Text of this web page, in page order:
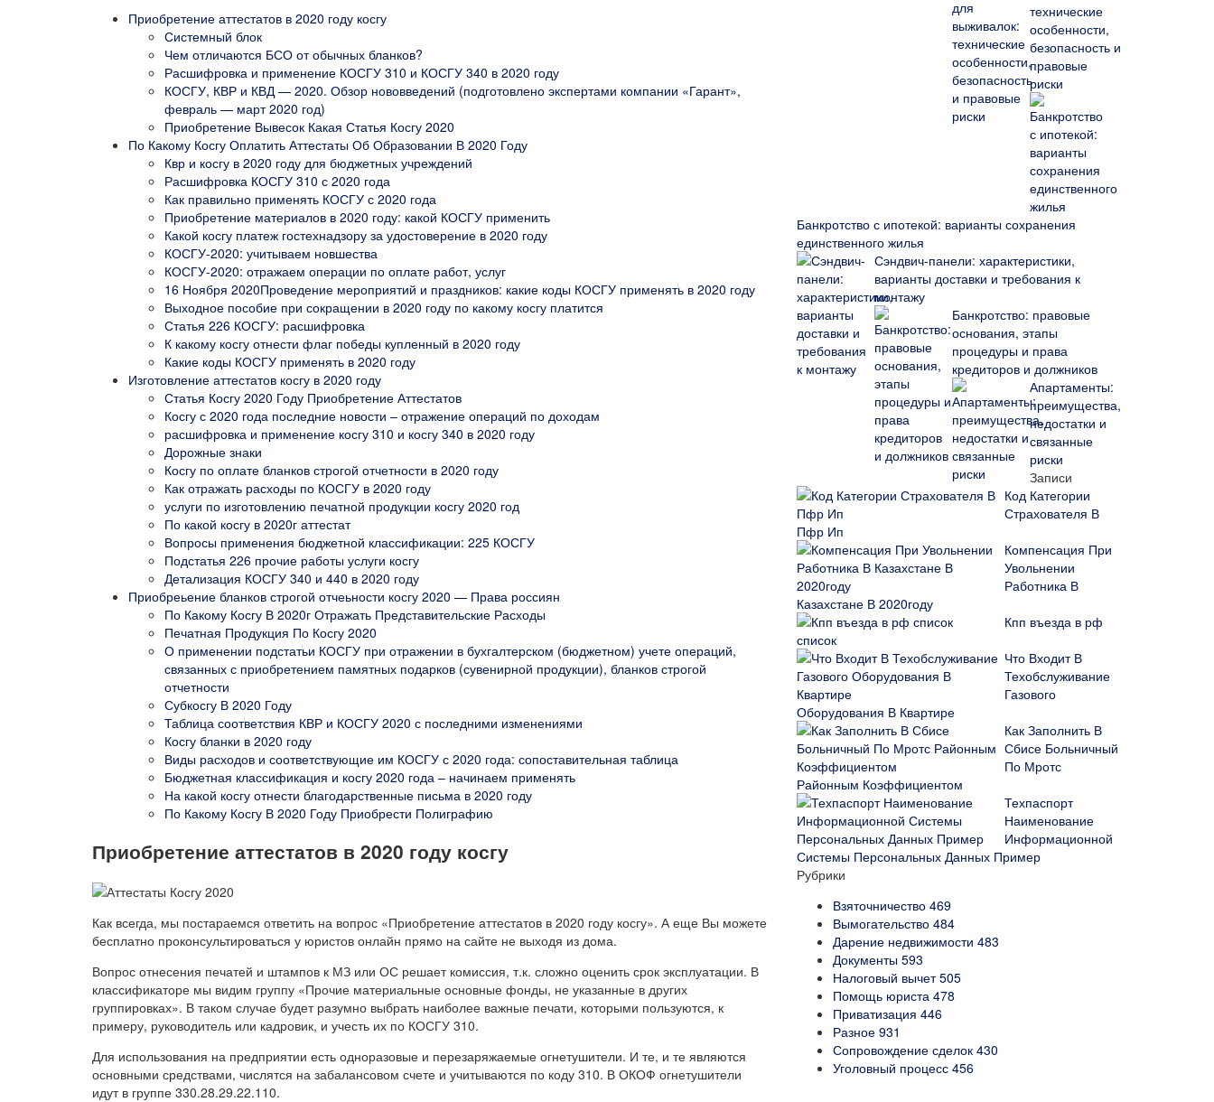
Приобретение аттестатов в 2020 году косгу
Системный блок
Чем отличаются БСО от обычных бланков?
Расшифровка и применение КОСГУ 310 и КОСГУ 340 в 2020 году
КОСГУ, КВР и КВД — 2020. Обзор нововведений (подготовлено экспертами компании «Гарант»,
февраль — март 2020 год)
Приобретение Вывесок Какая Статья Косгу 2020
По Какому Косгу Оплатить Аттестаты Об Образовании В 2020 Году
Квр и косгу в 2020 году для бюджетных учреждений
Расшифровка КОСГУ 310 с 2020 года
Как правильно применять КОСГУ с 2020 года
Приобретение материалов в 2020 году: какой КОСГУ применить
Какой косгу платеж гостехнадзору за удостоверение в 2020 году
КОСГУ-2020: учитываем новшества
КОСГУ-2020: отражаем операции по оплате работ, услуг
16 Ноября 2020Проведение мероприятий и праздников: какие коды КОСГУ применять в 2020 году
Выходное пособие при сокращении в 2020 году по какому косгу платится
Статья 226 КОСГУ: расшифровка
К какому косгу отнести флаг победы купленный в 2020 году
Какие коды КОСГУ применять в 2020 году
Изготовление аттестатов косгу в 2020 году
Статья Косгу 2020 Году Приобретение Аттестатов
Косгу с 2020 года последние новости – отражение операций по доходам
расшифровка и применение косгу 310 и косгу 340 в 2020 году
Дорожные знаки
Косгу по оплате бланков строгой отчетности в 2020 году
Как отражать расходы по КОСГУ в 2020 году
услуги по изготовлению печатной продукции косгу 2020 год
По какой косгу в 2020г аттестат
Вопросы применения бюджетной классификации: 225 КОСГУ
Подстатья 226 прочие работы услуги косгу
Детализация КОСГУ 340 и 440 в 2020 году
Приобреьение бланков строгой отчеьности косгу 2020 — Права россиян
По Какому Косгу В 2020г Отражать Представительские Расходы
Печатная Продукция По Косгу 2020
О применении подстатьи КОСГУ при отражении в бухгалтерском (бюджетном) учете операций,
связанных с приобретением памятных подарков (сувенирной продукции), бланков строгой
отчетности
Субкосгу В 2020 Году
Таблица соответствия КВР и КОСГУ 2020 с последними изменениями
Косгу бланки в 2020 году
Виды расходов и соответствующие им КОСГУ с 2020 года: сопоставительная таблица
Бюджетная классификация и косгу 2020 года – начинаем применять
На какой косгу отнести благодарственные письма в 2020 году
По Какому Косгу В 2020 Году Приобрести Полиграфию
Приобретение аттестатов в 2020 году косгу
Как всегда, мы постараемся ответить на вопрос «Приобретение аттестатов в 2020 году косгу». А еще Вы можете
бесплатно проконсультироваться у юристов онлайн прямо на сайте не выходя из дома.
Вопрос отнесения печатей и штампов к МЗ или ОС решает комиссия, т.к. сложно оценить срок эксплуатации. В
классификаторе мы видим группу «Прочие материальные основные фонды, не указанные в других
группировках». В таком случае будет разумно выбрать наиболее важные печати, которыми пользуются, к
примеру, руководитель или кадровик, и учесть их по КОСГУ 310.
Для использования на предприятии есть одноразовые и перезаряжаемые огнетушители. И те, и те являются
основными средствами, числятся на забалансовом счете и учитываются по коду 310. В ОКОФ огнетушители
идут в группе 330.28.29.22.110.
технические
особенности,
безопасность и
правовые
риски
Банкротство с ипотекой: варианты сохранения
единственного жилья
Сэндвич-панели: характеристики,
варианты доставки и требования к
монтажу
Банкротство: правовые
основания, этапы
процедуры и права
кредиторов и должников
Апартаменты:
преимущества,
недостатки и
связанные
риски
Записи
Код Категории
Страхователя В
Пфр Ип
Компенсация При
Увольнении
Работника В
Казахстане В 2020году
Кпп въезда в рф
список
Что Входит В
Техобслуживание
Газового
Оборудования В Квартире
Как Заполнить В
Сбисе Больничный
По Мротс
Районным Коэффициентом
Техпаспорт
Наименование
Информационной
Системы Персональных Данных Пример
Рубрики
Взяточничество 469
Вымогательство 484
Дарение недвижимости 483
Документы 593
Налоговый вычет505
Помощь юриста 478
Приватизация 446
Разное 931
Сопровождение сделок 430
Уголовный процесс 456